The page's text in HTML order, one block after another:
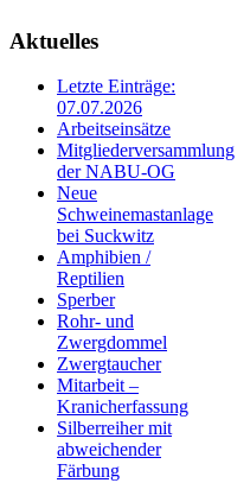
Aktuelles
Letzte Einträge:
07.07.2026
Arbeitseinsätze
Mitgliederversammlung
der NABU-OG
Neue
Schweinemastanlage
bei Suckwitz
Amphibien /
Reptilien
Sperber
Rohr- und
Zwergdommel
Zwergtaucher
Mitarbeit –
Kranicherfassung
Silberreiher mit
abweichender
Färbung